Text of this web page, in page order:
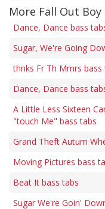
More Fall Out
Dance, Dance bass
Sugar, We're Going
thnks Fr Th Mmrs bass
Dance, Dance bass
A Little Less Sixteen
"touch Me" bass tabs
Grand Theft Autum
Moving Pictures bass
Beat It bass tabs
Sugar We're Goin'